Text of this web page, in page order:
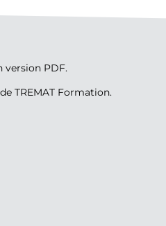
version PDF.
TREMAT Formation.